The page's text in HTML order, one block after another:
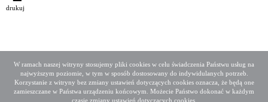
W ramach naszej witryny stosujemy pliki cookies w celu świadczenia Państwu usług na
najwyższym poziomie, w tym w sposób dostosowany do indywidulanych potrzeb.
Korzystanie z witryny bez zmiany ustawień dotyczących cookies oznacza, że będą one
zamieszczane w Państwa urządzeniu końcowym. Możecie Państwo dokonać w każdym
czasie zmiany ustawień dotyczących cookies.
drukuj
Deklaracja dostępności
Mapa serwisu
Media społecznościowe
Twitter Facebook Linkedin